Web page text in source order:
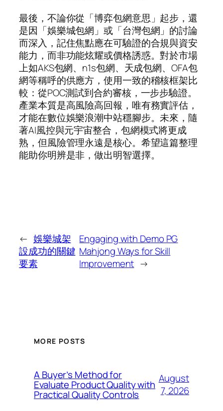
最後，不論你從「博弈包網意思」起步，還
是因「娛樂城包網」或「台灣包網」的討論
而深入，記住焦點應在可驗證的合規與資安
能力，而非功能炫耀或價格誘惑。對於市場
上如AKS包網、n1s包網、天成包網、OFA包
網等稱呼的供應方，使用一致的稽核框架比
較：從POC測試到合約審核，一步步驗證。
產業本質是高風險高回報，唯有務實評估，
才能在數位娛樂浪潮中站穩腳步。未來，隨
著AI風控與元宇宙整合，包網模式將更成
熟，但風險管理永遠是核心。希望這篇整理
能助你明辨是非，做出明智選擇。
← 娛樂城架
設成功的關鍵
要素
Engaging with Demo PG
Mahjong Ways for Skill
Improvement →
MORE POSTS
A Buyer’s Method for
Evaluate Product Quality with
Practical Quality Controls
August
7, 2026